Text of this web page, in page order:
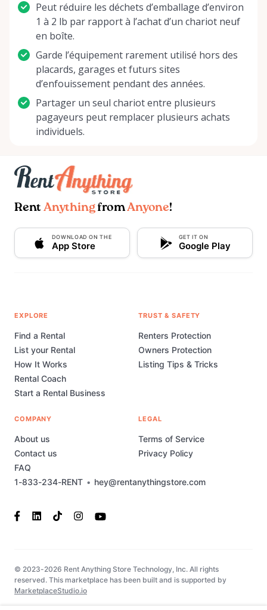
Peut réduire les déchets d’emballage d’environ
1 à 2 lb par rapport à l’achat d’un chariot neuf
en boîte.
Garde l’équipement rarement utilisé hors des
placards, garages et futurs sites
d’enfouissement pendant des années.
Partager un seul chariot entre plusieurs
pagayeurs peut remplacer plusieurs achats
individuels.
Rent AnythingfromAnyone!
DOWNLOAD ON THE
App Store
GET IT ON
Google Play
1-833-234-RENT • hey@rentanythingstore.com
EXPLORE
Find a Rental
List your Rental
How It Works
Rental Coach
Start a Rental Business
TRUST & SAFETY
Renters Protection
Owners Protection
Listing Tips & Tricks
COMPANY
About us
Contact us
FAQ
LEGAL
Terms of Service
Privacy Policy
© 2023-2026 Rent Anything Store Technology, Inc. All rights
reserved. This marketplace has been built and is supported by
MarketplaceStudio.io